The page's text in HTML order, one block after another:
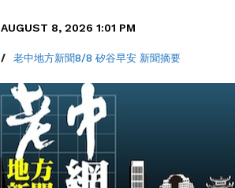
AUGUST 8, 2026 1:01 PM
/ 老中地方新聞8/8 矽谷早安 新聞摘要